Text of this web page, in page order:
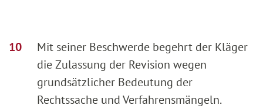
Mit seiner Beschwerde begehrt der Kläger
die Zulassung der Revision wegen
grundsätzlicher Bedeutung der
Rechtssache und Verfahrensmängeln.